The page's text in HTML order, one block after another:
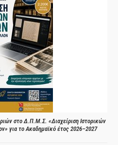
στο Δ.Π.Μ.Σ. «Διαχείριση Ιστορικών
για το Ακαδημαϊκό έτος 2026–2027